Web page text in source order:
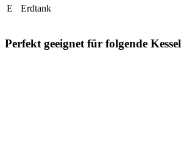
E Erdtank
Perfekt geeignet für folgende Kessel